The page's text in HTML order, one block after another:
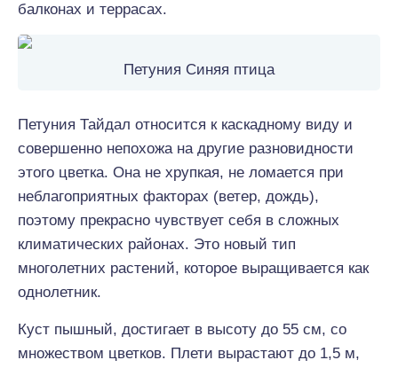
балконах и террасах.
Петуния Синяя птица
Петуния Тайдал относится к каскадному виду и
совершенно непохожа на другие разновидности
этого цветка. Она не хрупкая, не ломается при
неблагоприятных факторах (ветер, дождь),
поэтому прекрасно чувствует себя в сложных
климатических районах. Это новый тип
многолетних растений, которое выращивается как
однолетник.
Куст пышный, достигает в высоту до 55 см, со
множеством цветков. Плети вырастают до 1,5 м,